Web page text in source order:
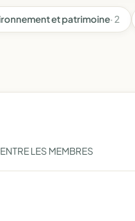
et patrimoine· 2
LES MEMBRES